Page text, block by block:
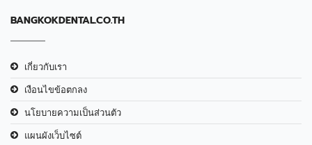
BANGKOKDENTAL.CO.TH
เกี่ยวกับเรา
เงือนไขข้อตกลง
นโยบายความเป็นส่วนตัว
แผนผังเว็บไซต์